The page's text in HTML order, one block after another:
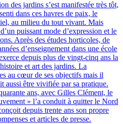
des jardins s’est manifestée très tôt,
dans ces havres de paix, le
au milieu du tout vivant. Mais
puissant mode d’expression et le
Après des études horticoles, de
d’enseignement dans une école
depuis plus de vingt-cinq ans la
et art des jardins. La
au cœur de ses objectifs mais il
aussi être vivifiée par sa pratique.
ans, avec Gilles Clément, le
» l’a conduit à quitter le Nord
depuis trente ans son propre
et articles de presse.